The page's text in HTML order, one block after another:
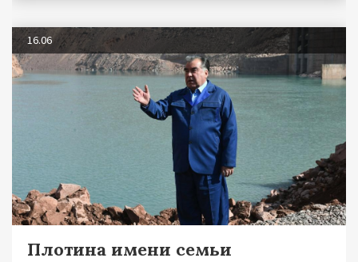
16.06
Плотина имени семьи